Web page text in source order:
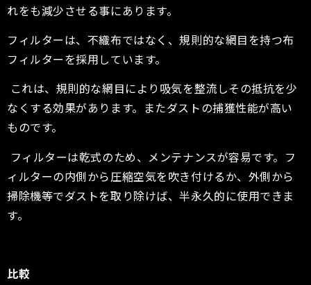
れをも減少させる事にあります。
フィルターは、不織布ではなく、規則的な網目を持つ布
フィルターを採用しています。
これは、規則的な網目により吸気を整流しその抵抗を少
なくする効果があります。またダストの捕獲性能が高い
ものです。
フィルターは乾式のため、メンテナンスが容易です。フ
ィルターの内側から圧縮空気を吹き付けるか、外側から
掃除機等でダストを取り除けば、半永久的に使用できま
す。
比較